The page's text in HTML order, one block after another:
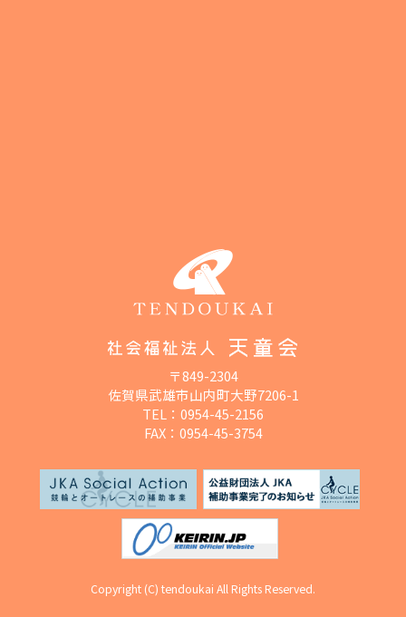
〒849-2304
佐賀県武雄市山内町大野7206-1
TEL： 0954-45-2156
FAX：0954-45-3754
Copyright (C) tendoukai All Rights Reserved.